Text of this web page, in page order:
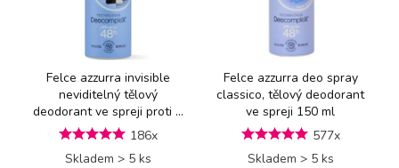
Felce azzurra invisible
neviditelný tělový
deodorant ve spreji proti ...
186x
Skladem > 5 ks
Felce azzurra deo spray
classico, tělový deodorant
ve spreji 150 ml
577x
Skladem > 5 ks